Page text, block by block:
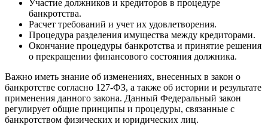
Участие должников и кредиторов в процедуре
банкротства.
Расчет требований и учет их удовлетворения.
Процедура разделения имущества между кредиторами.
Окончание процедуры банкротства и принятие решения
о прекращении финансового состояния должника.
Важно иметь знание об изменениях, внесенных в закон о
банкротстве согласно 127-ФЗ, а также об истории и результате
применения данного закона. Данный Федеральный закон
регулирует общие принципы и процедуры, связанные с
банкротством физических и юридических лиц.